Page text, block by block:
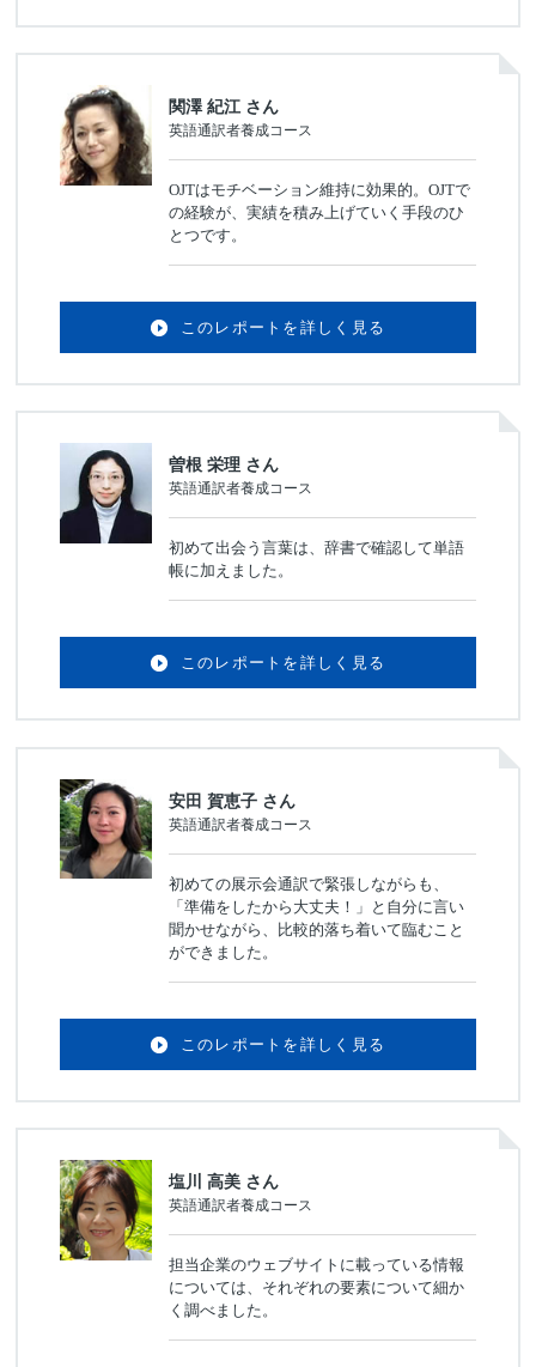
関澤 紀江 さん
英語通訳者養成コース
OJTはモチベーション維持に効果的。OJTで
の経験が、実績を積み上げていく手段のひ
とつです。
このレポートを詳しく見る
曽根 栄理 さん
英語通訳者養成コース
初めて出会う言葉は、辞書で確認して単語
帳に加えました。
このレポートを詳しく見る
安田 賀恵子 さん
英語通訳者養成コース
初めての展示会通訳で緊張しながらも、
「準備をしたから大丈夫！」と自分に言い
聞かせながら、比較的落ち着いて臨むこと
ができました。
このレポートを詳しく見る
塩川 高美 さん
英語通訳者養成コース
担当企業のウェブサイトに載っている情報
については、それぞれの要素について細か
く調べました。